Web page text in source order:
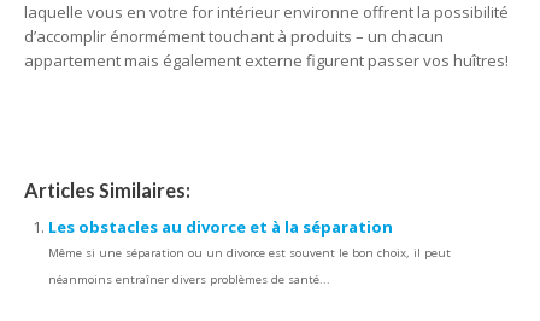
laquelle vous en votre for intérieur environne offrent la possibilité
d’accomplir énormément touchant à produits – un chacun
appartement mais également externe figurent passer vos huîtres!
Articles Similaires:
Les obstacles au divorce et à la séparation
Même si une séparation ou un divorce est souvent le bon choix, il peut
néanmoins entraîner divers problèmes de santé...